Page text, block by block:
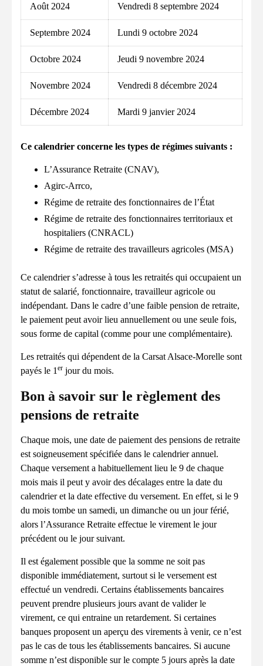
Août 2024 Vendredi 8 septembre 2024
Septembre 2024 Lundi 9 octobre 2024
Octobre 2024 Jeudi 9 novembre 2024
Novembre 2024 Vendredi 8 décembre 2024
Décembre 2024 Mardi 9 janvier 2024
Ce calendrier concerne les types de régimes suivants :
L’Assurance Retraite (CNAV),
Agirc-Arrco,
Régime de retraite des fonctionnaires de l’État
Régime de retraite des fonctionnaires territoriaux et
hospitaliers (CNRACL)
Régime de retraite des travailleurs agricoles (MSA)
Ce calendrier s’adresse à tous les retraités qui occupaient un
statut de salarié, fonctionnaire, travailleur agricole ou
indépendant. Dans le cadre d’une faible pension de retraite,
le paiement peut avoir lieu annuellement ou une seule fois,
sous forme de capital (comme pour une complémentaire).
Les retraités qui dépendent de la Carsat Alsace-Morelle sont
payés le 1 er jour du mois.
Bon à savoir sur le règlement des
pensions de retraite
Chaque mois, une date de paiement des pensions de retraite
est soigneusement spécifiée dans le calendrier annuel.
Chaque versement a habituellement lieu le 9 de chaque
mois mais il peut y avoir des décalages entre la date du
calendrier et la date effective du versement. En effet, si le 9
du mois tombe un samedi, un dimanche ou un jour férié,
alors l’Assurance Retraite effectue le virement le jour
précédent ou le jour suivant.
Il est également possible que la somme ne soit pas
disponible immédiatement, surtout si le versement est
effectué un vendredi. Certains établissements bancaires
peuvent prendre plusieurs jours avant de valider le
virement, ce qui entraine un retardement. Si certaines
banques proposent un aperçu des virements à venir, ce n’est
pas le cas de tous les établissements bancaires. Si aucune
somme n’est disponible sur le compte 5 jours après la date